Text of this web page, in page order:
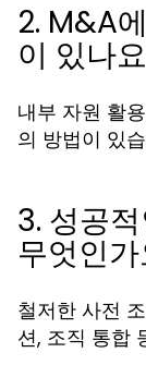
2. M&A
이 있나
내부 자원 활
의 방법이 있
3. 성공
무엇인
철저한 사전
션, 조직 통합